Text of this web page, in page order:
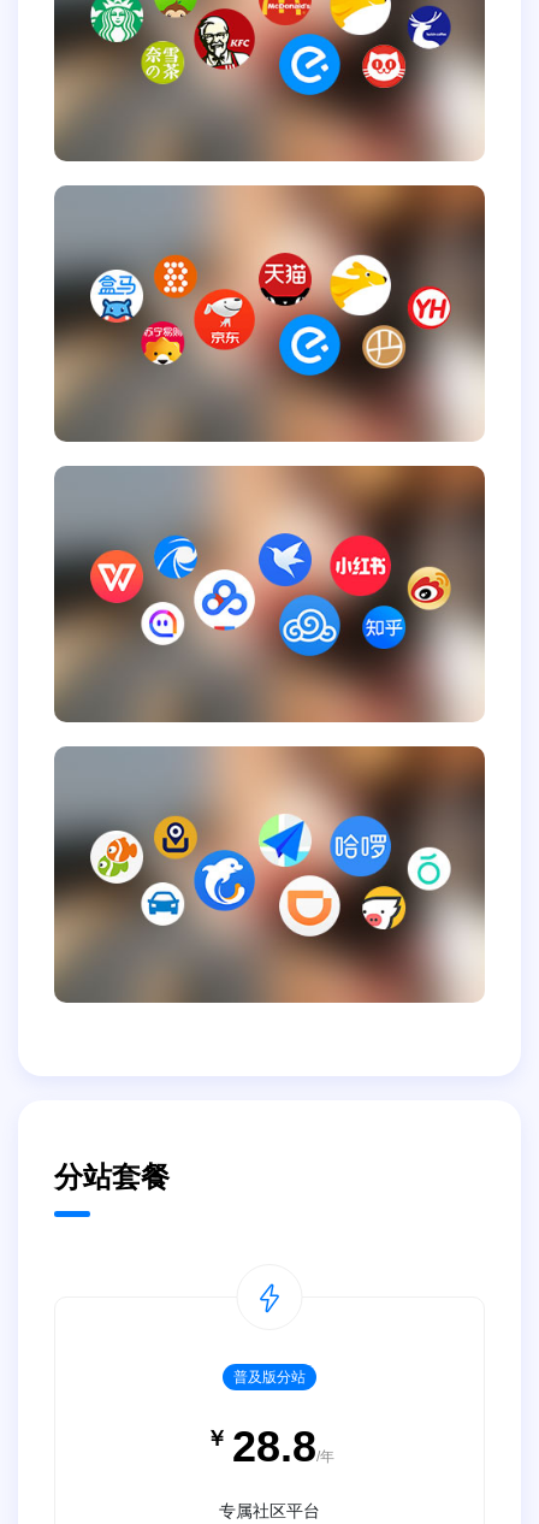
分站套餐
普及版分站
￥ 28.8/年
专属社区平台